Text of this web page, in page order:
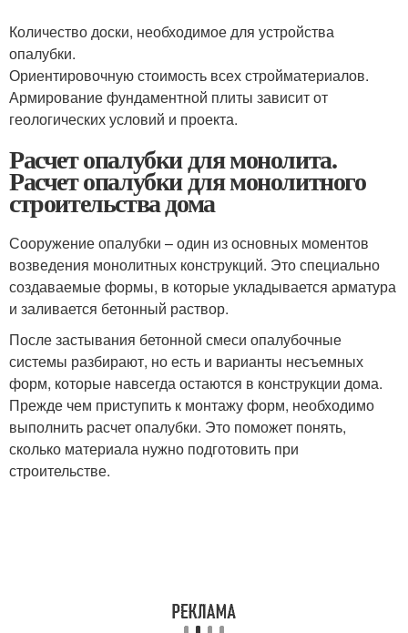
Количество доски, необходимое для устройства
опалубки.
Ориентировочную стоимость всех стройматериалов.
Армирование фундаментной плиты зависит от
геологических условий и проекта.
Расчет опалубки для монолита.
Расчет опалубки для монолитного
строительства дома
Сооружение опалубки – один из основных моментов
возведения монолитных конструкций. Это специально
создаваемые формы, в которые укладывается арматура
и заливается бетонный раствор.
После застывания бетонной смеси опалубочные
системы разбирают, но есть и варианты несъемных
форм, которые навсегда остаются в конструкции дома.
Прежде чем приступить к монтажу форм, необходимо
выполнить расчет опалубки. Это поможет понять,
сколько материала нужно подготовить при
строительстве.